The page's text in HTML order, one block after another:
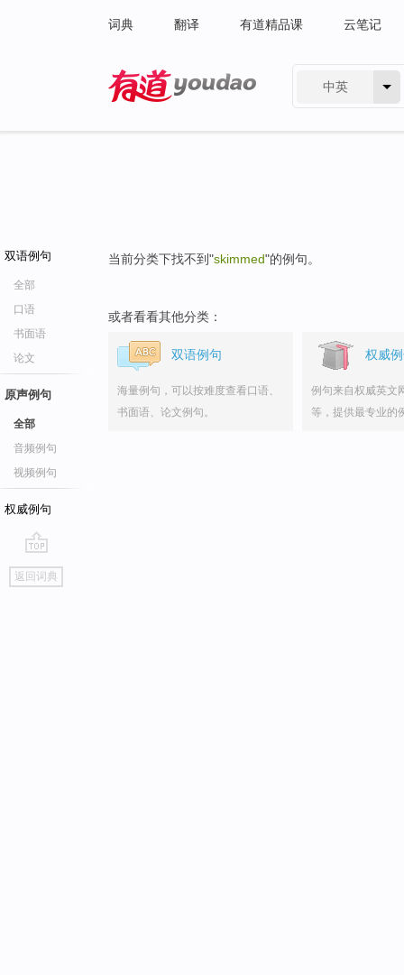
词典 翻译 有道精品课 云笔记
中英
双语例句
全部
口语
书面语
论文
原声例句
全部
音频例句
视频例句
权威例句
go
top
返回词典
当前分类下找不到"skimmed"的例句。
或者看看其他分类：
双语例句
海量例句，可以按难度查看口语、
书面语、论文例句。
权威
例句来自权威英文
等，提供最专业的